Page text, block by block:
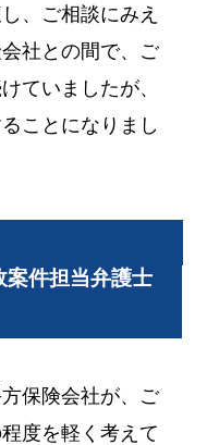
、ご相談にみえ
社との間で、ご
ていましたが、
ことになりまし
案件担当弁護士
保険会社が、ご
度を軽く考えて